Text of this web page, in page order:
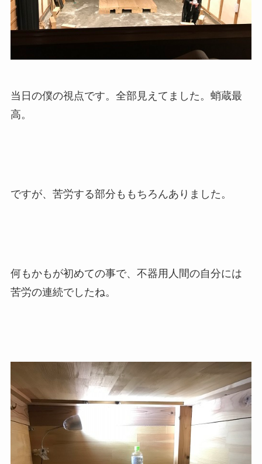
当日の僕の視点です。全部見えてました。蛸蔵最
高。
ですが、苦労する部分ももちろんありました。
何もかもが初めての事で、不器用人間の自分には
苦労の連続でしたね。